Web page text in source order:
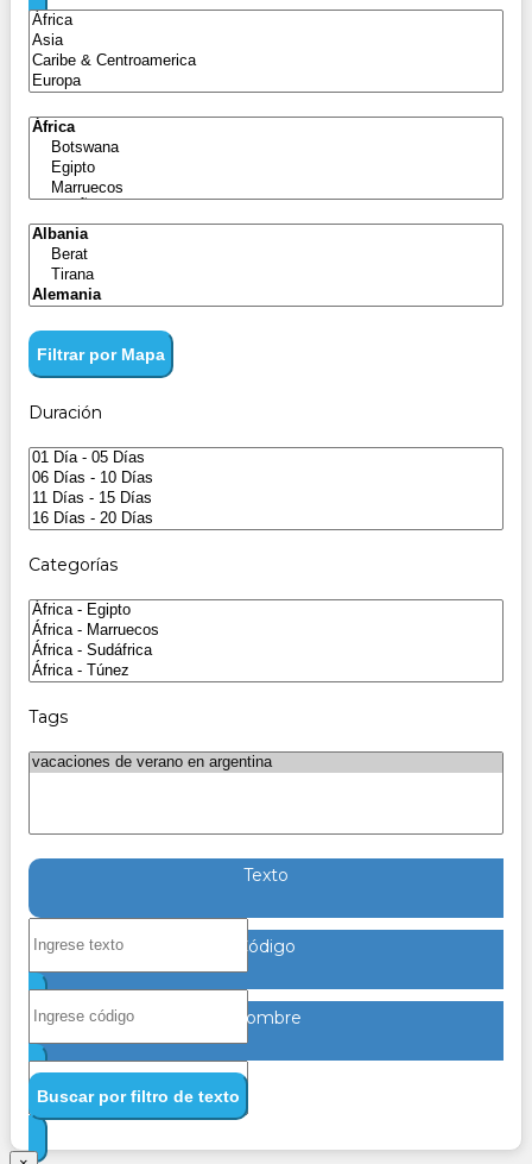
Filtrar por Mapa
Duración
Categorías
Tags
Texto
Código
Nombre
Buscar por filtro de texto